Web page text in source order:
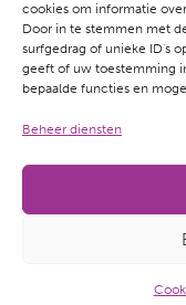
cookies om informatie
Door in te stemmen met
surfgedrag of unieke ID's
geeft of uw toestemming
bepaalde functies en
Beheer diensten
T 077 382 5339
Openingstijden
13.00 – 17.00 u